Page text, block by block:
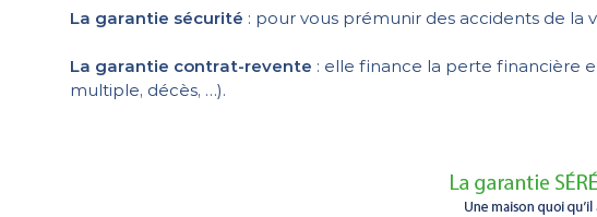
La garantie sécurité : pour vous prémunir des accidents de la
La garantie contrat-revente : elle finance la perte financière
multiple, décès, …).